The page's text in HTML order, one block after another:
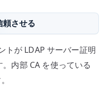
させる
トが LDAP サーバー証明
内部 CA を使っている